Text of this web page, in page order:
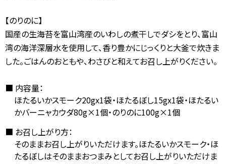
【のりのに】
国産の生海苔を富山湾産のいわしの煮干しでダシをとり、富山
湾の海洋深層水を使用して、香り豊かにじっくりと大釜で炊きま
した。ごはんのおともや、わさびと和えてお召し上がりください。
内容量：
ほたるいかスモーク20gx1袋・ほたるぼし15gx1袋・ほたるい
かバーニャカウダ80g×1個・のりのに100g×1個
お召し上がり方：
そのままお召し上がりいただけます。ほたるいかスモーク・ほ
たるぼしはそのままおつまみとしてお召し上がりいただけま